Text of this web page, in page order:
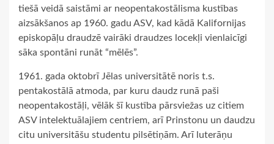
tiešā veidā saistāmi ar neopentakostālisma kustības
aizsākšanos ap 1960. gadu ASV, kad kādā Kalifornijas
episkopāļu draudzē vairāki draudzes locekļi vienlaicīgi
sāka spontāni runāt “mēlēs”.
1961. gada oktobrī Jēlas universitātē noris t.s.
pentakostālā atmoda, par kuru daudz runā paši
neopentakostāļi, vēlāk šī kustība pārsviežas uz citiem
ASV intelektuālajiem centriem, arī Prinstonu un daudzu
citu universitāšu studentu pilsētiņām. Arī luterāņu